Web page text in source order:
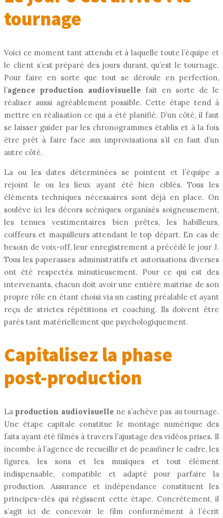
tournage
Voici ce moment tant attendu et à laquelle toute l’équipe et
le client s’est préparé des jours durant, qu’est le tournage.
Pour faire en sorte que tout se déroule en perfection,
l’agence production audiovisuelle fait en sorte de le
réaliser aussi agréablement possible. Cette étape tend à
mettre en réalisation ce qui a été planifié. D’un côté, il faut
se laisser guider par les chronogrammes établis et à la fois
être prêt à faire face aux improvisations s’il en faut d’un
autre côté.
La ou les dates déterminées se pointent et l’équipe a
rejoint le ou les lieux ayant été bien ciblés. Tous les
éléments techniques nécessaires sont déjà en place. On
soulève ici les décors scéniques organisés soigneusement,
les tenues vestimentaires bien prêtes, les habilleurs,
coiffeurs et maquilleurs attendant le top départ. En cas de
besoin de voix-off, leur enregistrement a précédé le jour J.
Tous les paperasses administratifs et autorisations diverses
ont été respectés minutieusement. Pour ce qui est des
intervenants, chacun doit avoir une entière maitrise de son
propre rôle en étant choisi via un casting préalable et ayant
reçu de strictes répétitions et coaching. Ils doivent être
parés tant matériellement que psychologiquement.
Capitalisez la phase
post-production
La production audiovisuellene s’achève pas au tournage.
Une étape capitale constitue le montage numérique des
faits ayant été filmés à travers l’ajustage des vidéos prises. Il
incombe à l’agence de recueillir et de peaufiner le cadre, les
figures, les sons et les musiques et tout élément
indispensable, compatible et adapté pour parfaire la
production. Assurance et indépendance constituent les
principes-clés qui régissent cette étape. Concrètement, il
s’agit ici de concevoir le film conformément à l’écrit